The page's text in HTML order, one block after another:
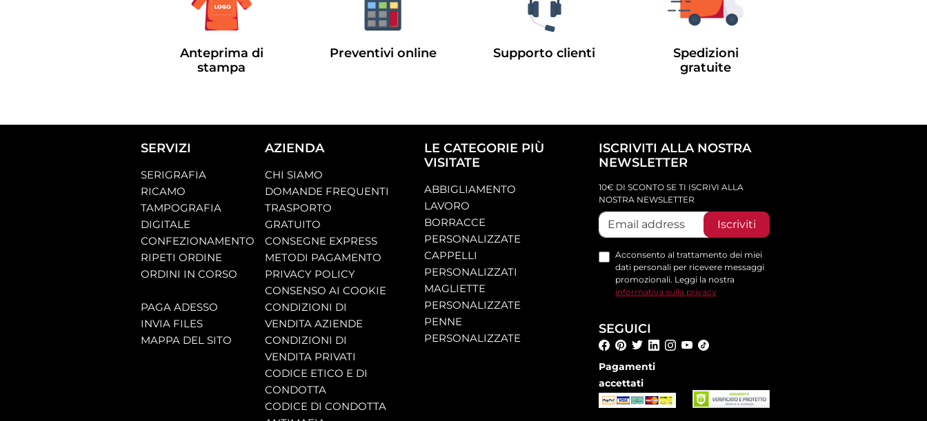
Anteprima di
stampa
Preventivi online Supporto clienti
Spedizioni
gratuite
SERVIZI
SERIGRAFIA
RICAMO
TAMPOGRAFIA
DIGITALE
CONFEZIONAMENTO
RIPETI ORDINE
ORDINI IN CORSO
PAGA ADESSO
INVIA FILES
MAPPA DEL SITO
AZIENDA
CHI SIAMO
DOMANDE FREQUENTI
TRASPORTO
GRATUITO
CONSEGNE EXPRESS
METODI PAGAMENTO
PRIVACY POLICY
CONSENSO AI COOKIE
CONDIZIONI DI
VENDITA AZIENDE
CONDIZIONI DI
VENDITA PRIVATI
CODICE ETICO E DI
CONDOTTA
CODICE DI CONDOTTA
LE CATEGORIE PIÙ
VISITATE
ABBIGLIAMENTO
LAVORO
BORRACCE
PERSONALIZZATE
CAPPELLI
PERSONALIZZATI
MAGLIETTE
PERSONALIZZATE
PENNE
PERSONALIZZATE
ISCRIVITI ALLA NOSTRA
NEWSLETTER
10€ DI SCONTO SE TI ISCRIVI ALLA
NOSTRA NEWSLETTER
Iscriviti
Acconsento al trattamento dei miei
dati personali per ricevere messaggi
promozionali. Leggi la nostra
informativa sulla privacy
SEGUICI
Pagamenti
accettati